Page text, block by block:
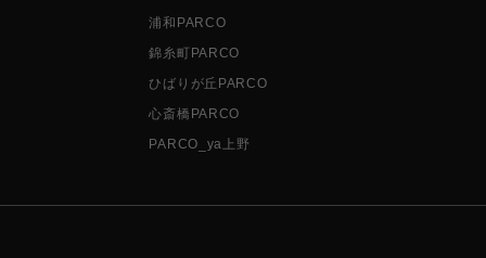
浦和PARCO
錦糸町PARCO
ひばりが丘PARCO
心斎橋PARCO
PARCO_ya上野